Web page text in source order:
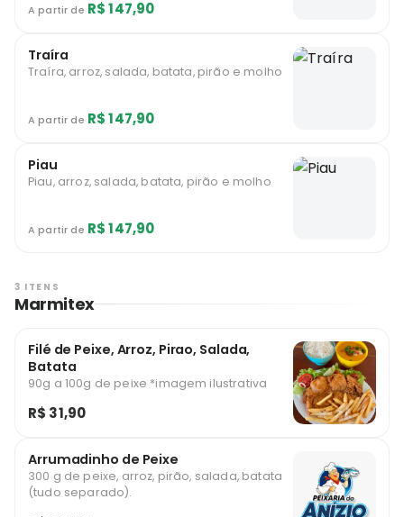
A partir de R$ 147,90
Traíra
Traíra, arroz, salada, batata, pirão e molho
A partir de R$ 147,90
Piau
Piau, arroz, salada, batata, pirão e molho
A partir de R$ 147,90
3 ITENS
Marmitex
Filé de Peixe, Arroz, Pirao, Salada,
Batata
90g a 100g de peixe *imagem ilustrativa
R$ 31,90
Arrumadinho de Peixe
300 g de peixe, arroz, pirão, salada, batata
(tudo separado).